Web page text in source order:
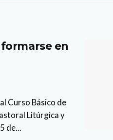
en
Curso Básico de
Litúrgica y
de...